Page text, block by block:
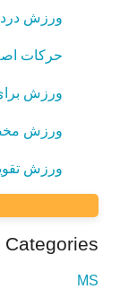
ورزش
حرکات
ورزش
ورزش
ورزش
Categories
MS